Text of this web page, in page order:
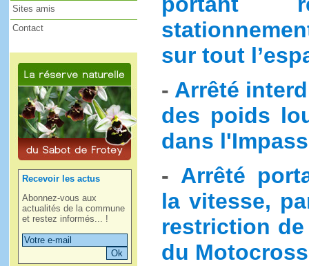
Recevoir les actus
Abonnez-vous aux
actualités de la commune
et restez informés... !
sur tout
- Arrêté
des poids
dans
- Arrêté
la vitesse,
restriction
du
Sites amis
Contact